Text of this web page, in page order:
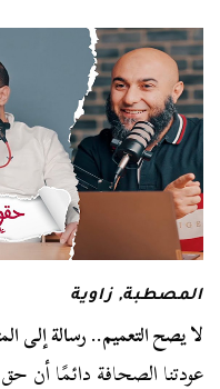
المصطبة, زاوية
لا يصح التعميم.. رسالة إلى
عودتنا الصحافة دائمًا أن